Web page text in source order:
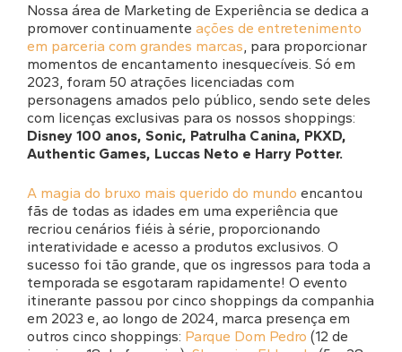
Nossa área de Marketing de Experiência se dedica a
promover continuamente ações de entretenimento
em parceria com grandes marcas, para proporcionar
momentos de encantamento inesquecíveis. Só em
2023, foram 50 atrações licenciadas com
personagens amados pelo público, sendo sete deles
com licenças exclusivas para os nossos shoppings:
Disney 100 anos, Sonic, Patrulha Canina, PKXD,
Authentic Games, Luccas Neto e Harry Potter.
A magia do bruxo mais querido do mundo encantou
fãs de todas as idades em uma experiência que
recriou cenários fiéis à série, proporcionando
interatividade e acesso a produtos exclusivos. O
sucesso foi tão grande, que os ingressos para toda a
temporada se esgotaram rapidamente! O evento
itinerante passou por cinco shoppings da companhia
em 2023 e, ao longo de 2024, marca presença em
outros cinco shoppings: Parque Dom Pedro (12 de